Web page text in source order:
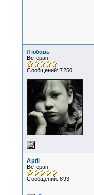
Любовь
Ветеран
Сообщений: 7250
April
Ветеран
Сообщений: 893